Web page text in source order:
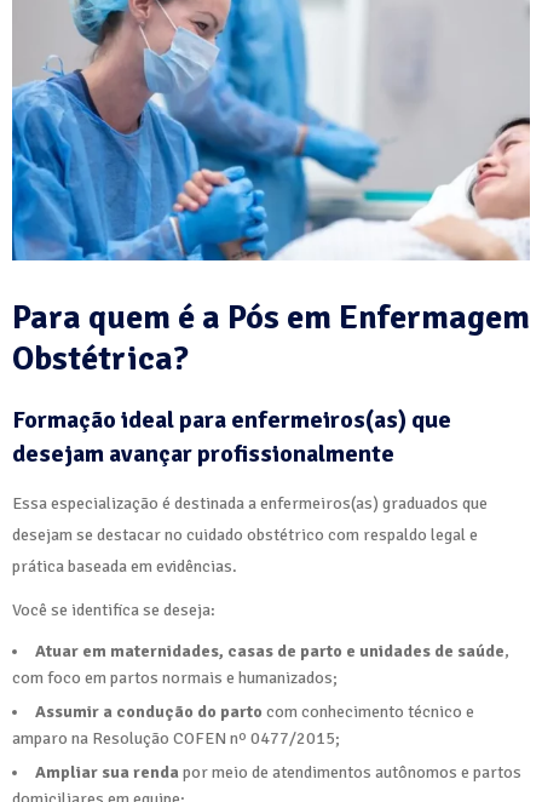
Para quem é a Pós em Enfermagem
Obstétrica?
Formação ideal para enfermeiros(as) que
desejam avançar profissionalmente
Essa especialização é destinada a enfermeiros(as) graduados que
desejam se destacar no cuidado obstétrico com respaldo legal e
prática baseada em evidências.
Você se identifica se deseja:
Atuar em maternidades, casas de parto e unidades de saúde,
com foco em partos normais e humanizados;
Assumir a condução do parto com conhecimento técnico e
amparo na Resolução COFEN nº 0477/2015;
Ampliar sua renda por meio de atendimentos autônomos e partos